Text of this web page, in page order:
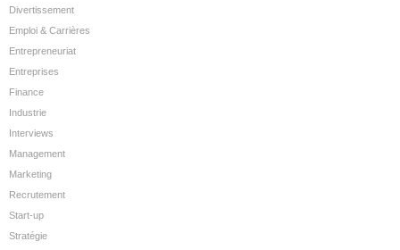
Divertissement
Emploi & Carrières
Entrepreneuriat
Entreprises
Finance
Industrie
Interviews
Management
Marketing
Recrutement
Start-up
Stratégie